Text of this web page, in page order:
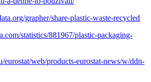
grapher/share-plastic-waste-recycled
statistics/881967/plastic-packaging-
eurostat/web/products-eurostat-news/w/ddn-